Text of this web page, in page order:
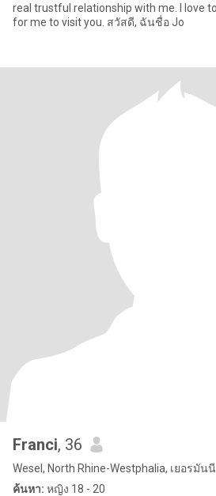
real trustful relationship with me. I love to travel. It is no problem
for me to visit you. สวัสดี, ฉันชื่อ Jo
Franci, 36
Wesel, North Rhine-Westphalia, เยอรมันนี
ค้นหา: หญิง 18 - 20